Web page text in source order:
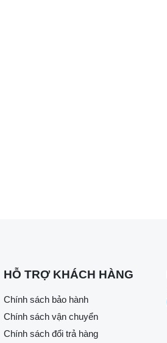
chấp nhận rủi ro từ việc
đang khao khát mở rộng
Nam Á, châu Úc, Trung
HỖ TRỢ KHÁCH HÀNG
Chính sách bảo hành
Chính sách vận chuyển
Chính sách đổi trả hàng